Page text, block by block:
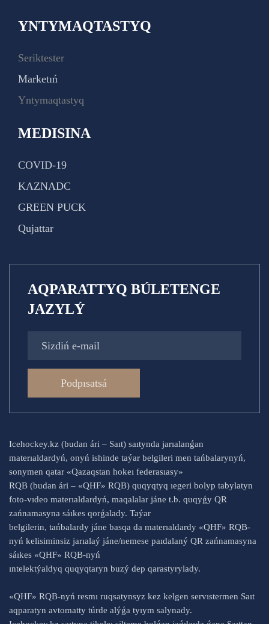
YNTYMAQTASTYQ
Seriktester
Marketıń
Yntymaqtastyq
MEDISINA
COVID-19
KAZNADC
GREEN PUCK
Qujattar
AQPARATTYQ BÚLETENGE
JAZYLÝ
Podpısatsá
Icehockey.kz (budan ári – Saıt) saıtynda jarıalanǵan
materıaldardyń, onyń ishinde taýar belgileri men tańbalarynyń,
sonymen qatar «Qazaqstan hokeı federasıasy»
RQB (budan ári – «QHF» RQB) quqyqtyq ıegeri bolyp tabylatyn
foto-vıdeo materıaldardyń, maqalalar jáne t.b. quqyǵy QR
zańnamasyna sáıkes qorǵalady. Taýar
belgilerin, tańbalardy jáne basqa da materıaldardy «QHF» RQB-
nyń kelisiminsiz jarıalaý jáne/nemese paıdalaný QR zańnamasyna
sáıkes «QHF» RQB-nyń
ıntelektýaldyq quqyqtaryn buzý dep qarastyrylady.
«QHF» RQB-nyń resmı ruqsatynsyz kez kelgen servıstermen Saıt
aqparatyn avtomatty túrde alýǵa tyıym salynady.